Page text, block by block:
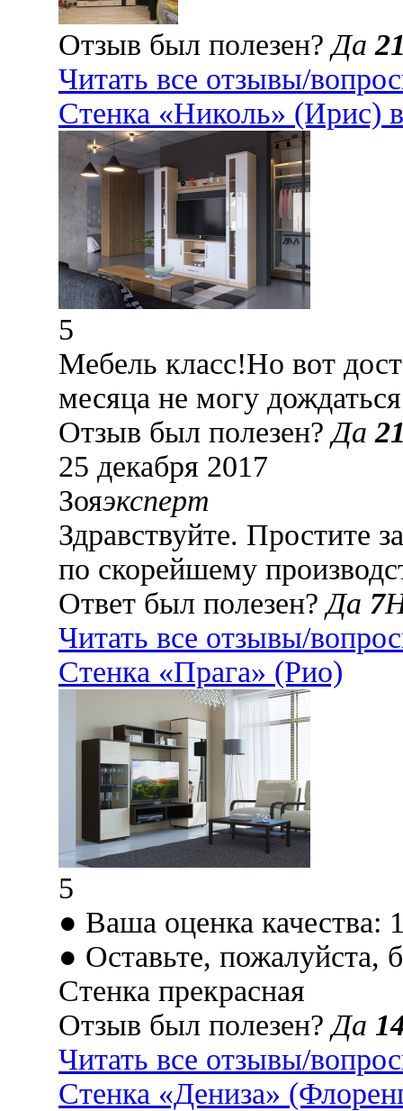
Отзыв был полезен?Да
Читать все отзывы/
Стенка «Николь» (Ирис)
5
Мебель класс!Но вот
месяца не могу
Отзыв был полезен?Да
25 декабря 2017
Зояэксперт
Здравствуйте. Простите
по скорейшему
Ответ был полезен?Да 7
Читать все отзывы/
Стенка «Прага» (Рио)
5
● Ваша оценка качества:
● Оставьте, пожалуйста,
Стенка прекрасная
Отзыв был полезен?Да
Читать все отзывы/
Стенка «Дениза»